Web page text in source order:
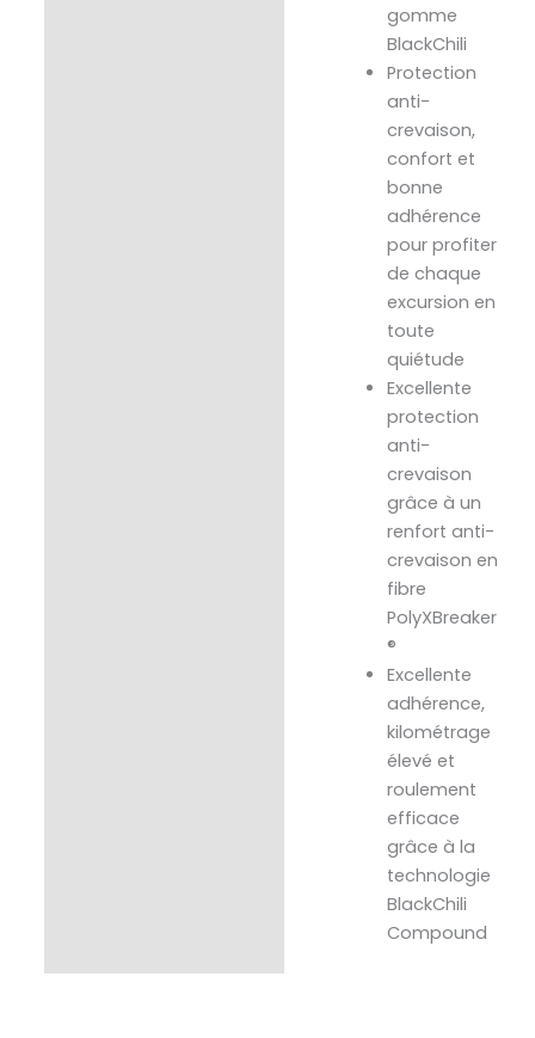
gomme
BlackChili
Protection
anti-
crevaison,
confort et
bonne
adhérence
pour profiter
de chaque
excursion en
toute
quiétude
Excellente
protection
anti-
crevaison
grâce à un
renfort anti-
crevaison en
fibre
PolyXBreaker
®
Excellente
adhérence,
kilométrage
élevé et
roulement
efficace
grâce à la
technologie
BlackChili
Compound